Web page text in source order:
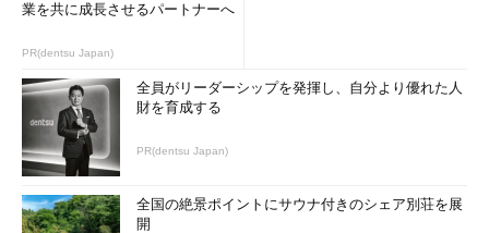
業を共に成長させるパートナーへ
PR(dentsu Japan)
全員がリーダーシップを発揮し、自分より優れた人
財を育成する
PR(dentsu Japan)
全国の絶景ポイントにサウナ付きのシェア別荘を展
開